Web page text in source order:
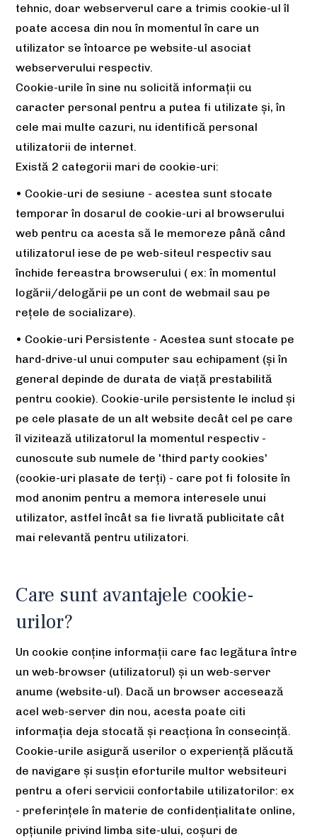
tehnic, doar webserverul care a trimis cookie-ul îl
poate accesa din nou în momentul în care un
utilizator se întoarce pe website-ul asociat
webserverului respectiv.
Cookie-urile în sine nu solicită informații cu
caracter personal pentru a putea fi utilizate și, în
cele mai multe cazuri, nu identifică personal
utilizatorii de internet.
Există 2 categorii mari de cookie-uri:
• Cookie-uri de sesiune - acestea sunt stocate
temporar în dosarul de cookie-uri al browserului
web pentru ca acesta să le memoreze până când
utilizatorul iese de pe web-siteul respectiv sau
închide fereastra browserului ( ex: în momentul
logării/delogării pe un cont de webmail sau pe
rețele de socializare).
• Cookie-uri Persistente - Acestea sunt stocate pe
hard-drive-ul unui computer sau echipament (și în
general depinde de durata de viață prestabilită
pentru cookie). Cookie-urile persistente le includ și
pe cele plasate de un alt website decât cel pe care
îl vizitează utilizatorul la momentul respectiv -
cunoscute sub numele de 'third party cookies'
(cookie-uri plasate de terți) - care pot fi folosite în
mod anonim pentru a memora interesele unui
utilizator, astfel încât sa fie livrată publicitate cât
mai relevantă pentru utilizatori.
Care sunt avantajele cookie-
urilor?
Un cookie conține informații care fac legătura între
un web-browser (utilizatorul) și un web-server
anume (website-ul). Dacă un browser accesează
acel web-server din nou, acesta poate citi
informația deja stocată și reacționa în consecință.
Cookie-urile asigură userilor o experiență plăcută
de navigare și susțin eforturile multor websiteuri
pentru a oferi servicii confortabile utilizatorilor: ex
- preferințele în materie de confidențialitate online,
opțiunile privind limba site-ului, coșuri de